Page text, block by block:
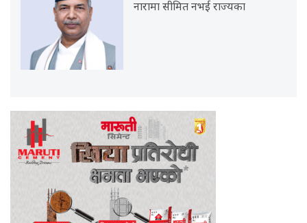
नारामा सीमित नभई राज्यका